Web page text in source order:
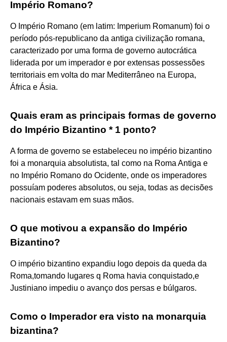
Império Romano?
O Império Romano (em latim: Imperium Romanum) foi o
período pós-republicano da antiga civilização romana,
caracterizado por uma forma de governo autocrática
liderada por um imperador e por extensas possessões
territoriais em volta do mar Mediterrâneo na Europa,
África e Ásia.
Quais eram as principais formas de governo
do Império Bizantino * 1 ponto?
A forma de governo se estabeleceu no império bizantino
foi a monarquia absolutista, tal como na Roma Antiga e
no Império Romano do Ocidente, onde os imperadores
possuíam poderes absolutos, ou seja, todas as decisões
nacionais estavam em suas mãos.
O que motivou a expansão do Império
Bizantino?
O império bizantino expandiu logo depois da queda da
Roma,tomando lugares q Roma havia conquistado,e
Justiniano impediu o avanço dos persas e búlgaros.
Como o Imperador era visto na monarquia
bizantina?